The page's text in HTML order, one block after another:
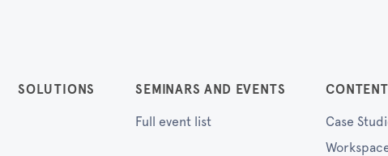
SOLUTIONS SEMINARS AND EVENTS
Full event list
Case